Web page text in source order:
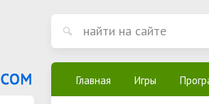
Главная Игры